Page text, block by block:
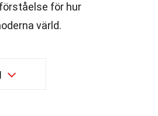
för hur
värld.